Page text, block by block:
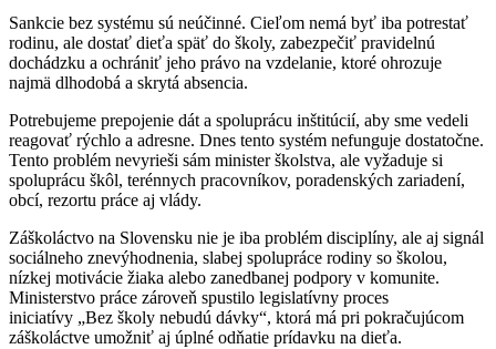
Sankcie bez systému sú neúčinné. Cieľom nemá byť iba potrestať
rodinu, ale dostať dieťa späť do školy, zabezpečiť pravidelnú
dochádzku a ochrániť jeho právo na vzdelanie, ktoré ohrozuje
najmä dlhodobá a skrytá absencia.
Potrebujeme prepojenie dát a spoluprácu inštitúcií, aby sme vedeli
reagovať rýchlo a adresne. Dnes tento systém nefunguje dostatočne.
Tento problém nevyrieši sám minister školstva, ale vyžaduje si
spoluprácu škôl, terénnych pracovníkov, poradenských zariadení,
obcí, rezortu práce aj vlády.
Záškoláctvo na Slovensku nie je iba problém disciplíny, ale aj signál
sociálneho znevýhodnenia, slabej spolupráce rodiny so školou,
nízkej motivácie žiaka alebo zanedbanej podpory v komunite.
Ministerstvo práce zároveň spustilo legislatívny proces
iniciatívy „Bez školy nebudú dávky“, ktorá má pri pokračujúcom
záškoláctve umožniť aj úplné odňatie prídavku na dieťa.